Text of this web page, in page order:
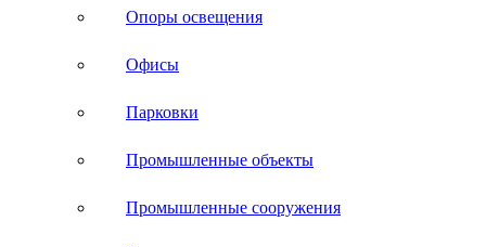
Опоры освещения
Офисы
Парковки
Промышленные объекты
Промышленные сооружения